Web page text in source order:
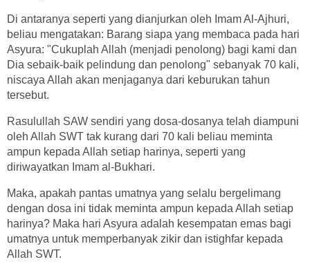
Di antaranya seperti yang dianjurkan oleh Imam Al-Ajhuri,
beliau mengatakan: Barang siapa yang membaca pada hari
Asyura: "Cukuplah Allah (menjadi penolong) bagi kami dan
Dia sebaik-baik pelindung dan penolong" sebanyak 70 kali,
niscaya Allah akan menjaganya dari keburukan tahun
tersebut.
Rasulullah SAW sendiri yang dosa-dosanya telah diampuni
oleh Allah SWT tak kurang dari 70 kali beliau meminta
ampun kepada Allah setiap harinya, seperti yang
diriwayatkan Imam al-Bukhari.
Maka, apakah pantas umatnya yang selalu bergelimang
dengan dosa ini tidak meminta ampun kepada Allah setiap
harinya? Maka hari Asyura adalah kesempatan emas bagi
umatnya untuk memperbanyak zikir dan istighfar kepada
Allah SWT.